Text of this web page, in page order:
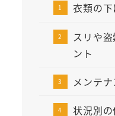
衣類の
スリや
ント
メンテ
状況別